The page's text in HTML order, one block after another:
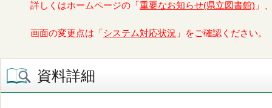
詳しくはホームページの「 重要なお知らせ(県立図書館) 」
画面の変更点は「 システム対応状況 」をご確認ください。
資料詳細